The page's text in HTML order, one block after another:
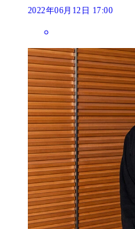
2022年06月12日 17:00